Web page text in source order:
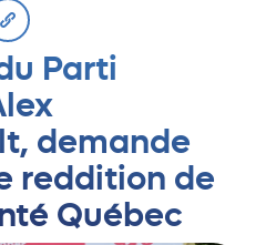
Parti
demande
reddition de
Québec